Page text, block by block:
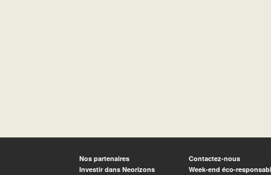
Nos partenaires
Investir dans Neorizons
Contactez-nous
Week-end éco-